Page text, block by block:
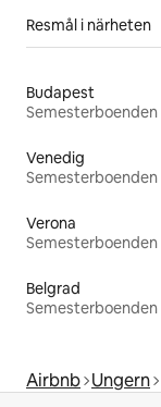
Resmål i närheten
Budapest
Semesterboenden
Venedig
Semesterboenden
Verona
Semesterboenden
Belgrad
Semesterboenden
Airbnb Ungern